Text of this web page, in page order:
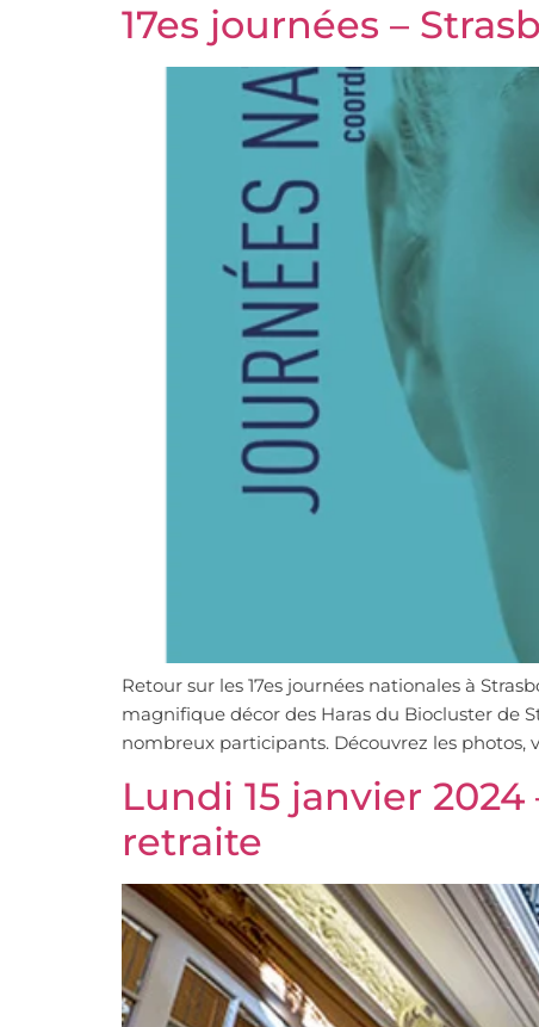
17es journées –
Retour sur les 17es journées nationales à
magnifique décor des Haras du Biocluster de
nombreux participants. Découvrez les photos,
Lundi 15 janvier 2024
retraite